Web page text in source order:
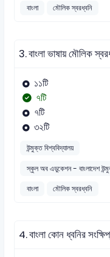
বাংলা
মৌলিক স্বরধ্বনি
3.বাংলা ভাষায় মৌলিক
১১টি
৭টি
৭টি
৩২টি
উন্মুক্ত বিশ্ববিদ্যালয়
স্কুল অব এডুকেশন - বাংলাদেশ
বাংলা
মৌলিক স্বরধ্বনি
4.বাংলা কোন ধ্বনির